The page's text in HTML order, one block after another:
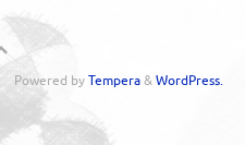
Powered byTempera&WordPress.